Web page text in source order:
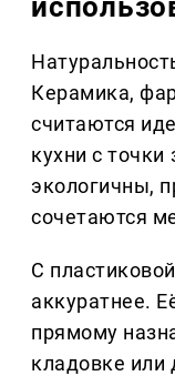
Керамика,
считаются
кухни с
экологичны,
сочетаются
С
аккуратнее.
прямому
кладовке или